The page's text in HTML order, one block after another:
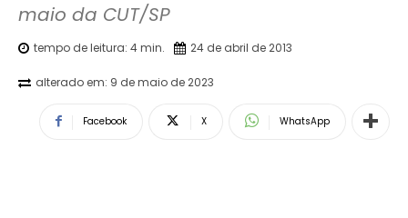
maio da CUT/SP
tempo de leitura: 4min. 24 de abril de 2013
alterado em: 9 de maio de 2023
Facebook X WhatsApp